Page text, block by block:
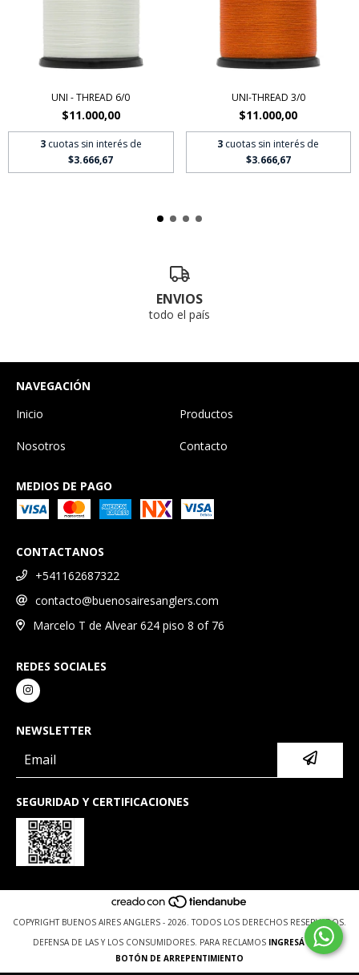
UNI - THREAD 6/0
$11.000,00
3 cuotas sin interés de
$3.666,67
UNI-THREAD 3/0
$11.000,00
3 cuotas sin interés de
$3.666,67
ENVIOS
todo el país
NAVEGACIÓN
Inicio
Productos
Nosotros Contacto
MEDIOS DE PAGO
CONTACTANOS
+541162687322
contacto@buenosairesanglers.com
Marcelo T de Alvear 624 piso 8 of 76
REDES SOCIALES
NEWSLETTER
SEGURIDAD Y CERTIFICACIONES
COPYRIGHT BUENOS AIRES ANGLERS - 2026. TODOS LOS DERECHOS RESERVADOS.
DEFENSA DE LAS Y LOS CONSUMIDORES. PARA RECLAMOS INGRESÁ ACÁ.
BOTÓN DE ARREPENTIMIENTO